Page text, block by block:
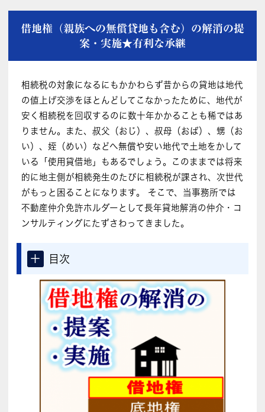
借地権（親族への無償貸地も含む）の解消の提
案・実施★有利な承継
相続税の対象になるにもかかわらず昔からの貸地は地代
の値上げ交渉をほとんどしてこなかったために、地代が
安く相続税を回収するのに数十年かかることも稀ではあ
りません。また、叔父（おじ）、叔母（おば）、甥（お
い）、姪（めい）などへ無償や安い地代で土地をかして
いる「使用貸借地」もあるでしょう。このままでは将来
的に地主側が相続発生のたびに相続税が課され、次世代
がもっと困ることになります。 そこで、当事務所では
不動産仲介免許ホルダーとして長年貸地解消の仲介・コ
ンサルティングにたずさわってきました。
＋ 目次